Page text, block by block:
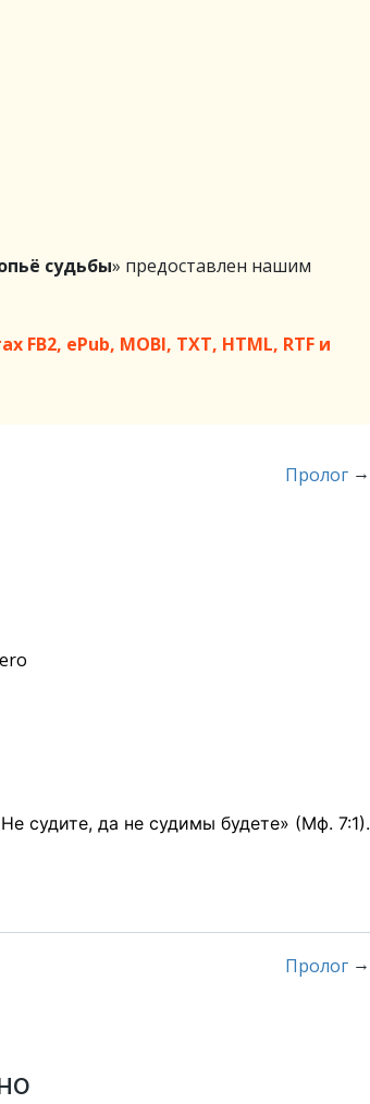
судьбы» предоставлен нашим
ePub, MOBI, TXT, HTML, RTF и
Пролог →
судите, да не судимы будете» (Мф. 7:1).
Пролог →